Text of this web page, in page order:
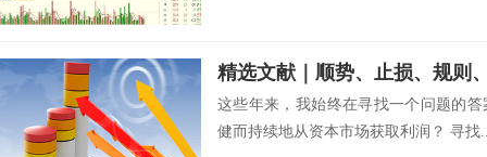
精选文献｜顺势、止损、规则
这些年来，我始终在寻找一个问题的
健而持续地从资本市场获取利润？ 寻找